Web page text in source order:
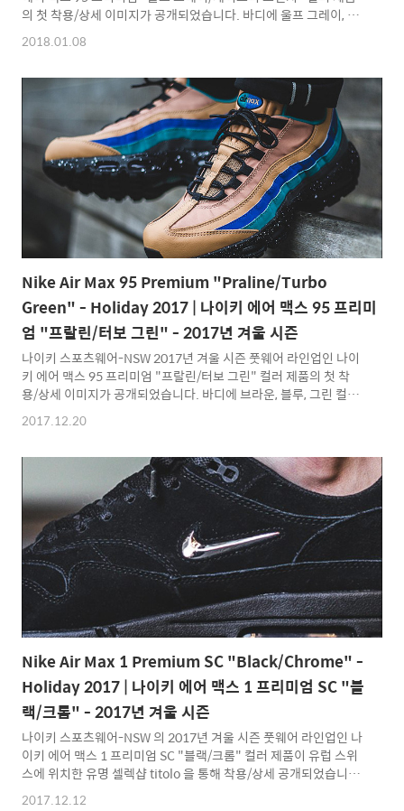
의 첫 착용/상세 이미지가 공개되었습니다. 바디에 울프 그레이, 오
렌지, 블루 컬러의 나일론, 레더 소재의 조합으로 이루어져 있으며
미드솔에는 블랙 컬러위에 화이트 컬러 적용된 본 제품은 전체적으
징으로 상당히 독특함을 보여주고 있습니다. 나이키 에어 맥스 95
프리미엄 "울프 그레이/세이프티 오렌지" 컬러 제품은 나이키 스포
츠웨어-NSW 글로벌 발매 일정 기준 2018년 봄 시즌 1월중 발매 예
정입니다. 538416-015 : Nike Air Max 95 Premium "Wolf
Grey/Safety Oran..
2018.01.08
Nike Air Max 95 Premium "Praline/Turbo
Green" - Holiday 2017 | 나이키 에어 맥스 95 프리미
엄 "프랄린/터보 그린" - 2017년 겨울 시즌
나이키 스포츠웨어-NSW 2017년 겨울 시즌 풋웨어 라인업인 나이
키 에어 맥스 95 프리미엄 "프랄린/터보 그린" 컬러 제품의 첫 착
용/상세 이미지가 공개되었습니다. 바디에 브라운, 블루, 그린 컬러
의 나일론, 레더 소재의 조합으로 이루어져 있으며 미드솔에는 블랙
컬러위에 화이트 컬러 적용된 본 제품은 전체적으로 나이키 ACG 제
특함을 보여주고 있습니다. 나이키 에어 맥스 95 프리미엄 "프랄
린/터보 그린" 컬러 제품은 나이키 스포츠웨어-NSW 글로벌 발매
일정 기준 2017년 겨울 시즌 12월중 발매 예정입니다. 538416-
204 : Nike Air Max 95 Premium "Praline/Turbo Green-Cool
Grey-Mega..
2017.12.20
Nike Air Max 1 Premium SC "Black/Chrome" -
Holiday 2017 | 나이키 에어 맥스 1 프리미엄 SC "블
랙/크롬" - 2017년 겨울 시즌
나이키 스포츠웨어-NSW 의 2017년 겨울 시즌 풋웨어 라인업인 나
이키 에어 맥스 1 프리미엄 SC "블랙/크롬" 컬러 제품이 유럽 스위
스에 위치한 유명 셀렉샵 titolo 을 통해 착용/상세 공개되었습니
다.1987년에 탄생한 클래식 러닝화로서 나이키 를 대표하는 아이
2017.12.12